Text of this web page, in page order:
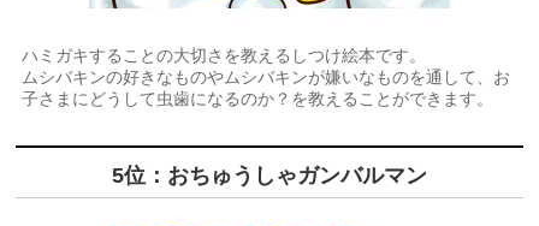
ハミガキすることの大切さを教えるしつけ絵本です。
ムシバキンの好きなものやムシバキンが嫌いなものを通して、お
子さまにどうして虫歯になるのか？を教えることができます。
5位：おちゅうしゃガンバルマン